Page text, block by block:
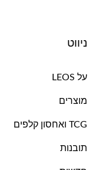
ניווט
על LEOS
מוצרים
TCG ואחסון קלפים
תובנות